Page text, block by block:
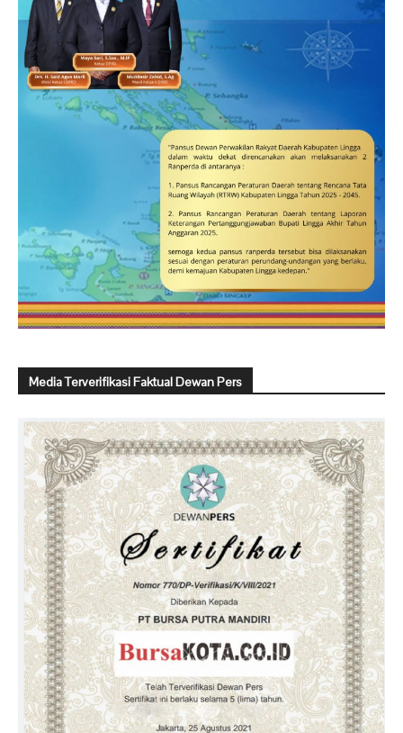
Media Terverifikasi Faktual Dewan Pers